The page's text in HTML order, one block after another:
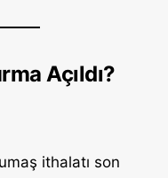
Açıldı?
ithalatı son